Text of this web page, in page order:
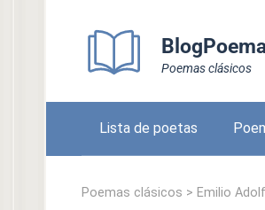
Poemas clásicos
Lista de poetas
Poemas clásicos > Emilio